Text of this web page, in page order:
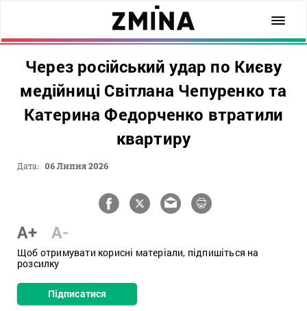
Через російський удар по Києву
медійниці Світлана Чепуренко та
Катерина Федорченко втратили
квартиру
Дата: 06 Липня 2026
A+ A-
Щоб отримувати корисні матеріали, підпишіться на
розсилку
Підписатися